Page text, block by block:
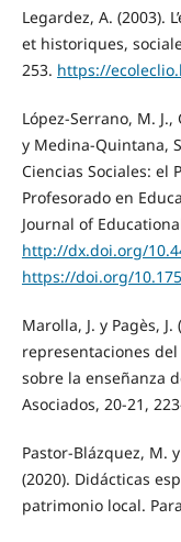
Legardez, A. (2003).
et historiques,
253. https://
López-Serrano, M.
y Medina-Quintana,
Ciencias Sociales: el
Profesorado en
Journal of
http://dx.doi.org/
https://doi.org/
Marolla, J. y Pagès,
representaciones
sobre la enseñanza
Asociados, 20-21,
Pastor-Blázquez, M.
(2020). Didácticas
patrimonio local.